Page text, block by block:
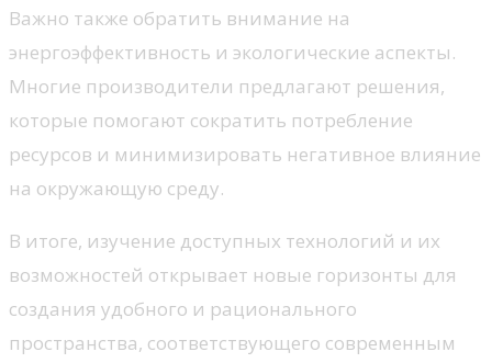
Важно также обратить внимание на
энергоэффективность и экологические аспекты.
Многие производители предлагают решения,
которые помогают сократить потребление
ресурсов и минимизировать негативное влияние
на окружающую среду.
В итоге, изучение доступных технологий и их
возможностей открывает новые горизонты для
создания удобного и рационального
пространства, соответствующего современным